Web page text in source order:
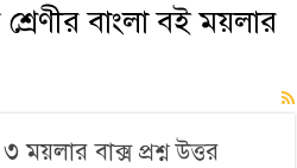
বাংলা বই ময়লার
ময়লার বাক্স প্রশ্ন উত্তর